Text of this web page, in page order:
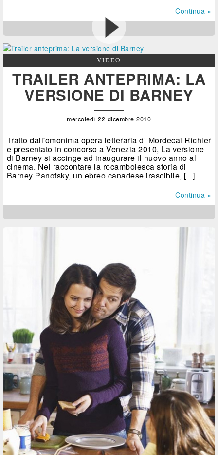
Continua »
VIDEO
TRAILER ANTEPRIMA: LA
VERSIONE DI BARNEY
mercoledì 22 dicembre 2010
Tratto dall'omonima opera letteraria di Mordecai Richler
e presentato in concorso a Venezia 2010, La versione
di Barney si accinge ad inaugurare il nuovo anno al
cinema. Nel raccontare la rocambolesca storia di
Barney Panofsky, un ebreo canadese irascibile, [...]
Continua »